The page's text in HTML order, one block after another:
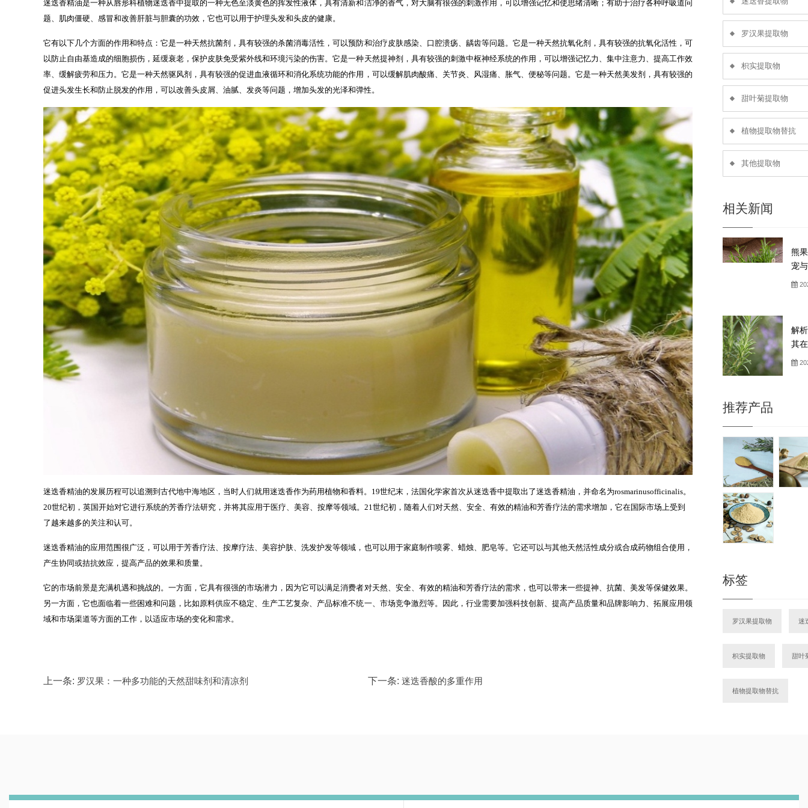
迷迭香精油是一种从唇形科植物迷迭香中提取的一种无色至淡黄色的挥发性液体，具有清新和洁净的香气，对大脑有很强的刺激作用，可以增强记忆和使思绪清晰；有助于治疗各种呼吸道问
题、肌肉僵硬、感冒和改善肝脏与胆囊的功效，它也可以用于护理头发和头皮的健康。
它有以下几个方面的作用和特点：它是一种天然抗菌剂，具有较强的杀菌消毒活性，可以预防和治疗皮肤感染、口腔溃疡、龋齿等问题。它是一种天然抗氧化剂，具有较强的抗氧化活性，可
以防止自由基造成的细胞损伤，延缓衰老，保护皮肤免受紫外线和环境污染的伤害。它是一种天然提神剂，具有较强的刺激中枢神经系统的作用，可以增强记忆力、集中注意力、提高工作效
率、缓解疲劳和压力。它是一种天然驱风剂，具有较强的促进血液循环和消化系统功能的作用，可以缓解肌肉酸痛、关节炎、风湿痛、胀气、便秘等问题。它是一种天然美发剂，具有较强的
促进头发生长和防止脱发的作用，可以改善头皮屑、油腻、发炎等问题，增加头发的光泽和弹性。
迷迭香精油的发展历程可以追溯到古代地中海地区，当时人们就用迷迭香作为药用植物和香料。19世纪末，法国化学家首次从迷迭香中提取出了迷迭香精油，并命名为rosmarinusofficinalis。
20世纪初，英国开始对它进行系统的芳香疗法研究，并将其应用于医疗、美容、按摩等领域。21世纪初，随着人们对天然、安全、有效的精油和芳香疗法的需求增加，它在国际市场上受到
了越来越多的关注和认可。
迷迭香精油的应用范围很广泛，可以用于芳香疗法、按摩疗法、美容护肤、洗发护发等领域，也可以用于家庭制作喷雾、蜡烛、肥皂等。它还可以与其他天然活性成分或合成药物组合使用，
产生协同或拮抗效应，提高产品的效果和质量。
它的市场前景是充满机遇和挑战的。一方面，它具有很强的市场潜力，因为它可以满足消费者对天然、安全、有效的精油和芳香疗法的需求，也可以带来一些提神、抗菌、美发等保健效果。
另一方面，它也面临着一些困难和问题，比如原料供应不稳定、生产工艺复杂、产品标准不统一、市场竞争激烈等。因此，行业需要加强科技创新、提高产品质量和品牌影响力、拓展应用领
域和市场渠道等方面的工作，以适应市场的变化和需求。
上一条: 罗汉果：一种多功能的天然甜味剂和清凉剂 下一条: 迷迭香酸的多重作用
罗汉果提取物
枳实提取物
甜叶菊提取物
植物提取物替抗
其他提取物
相关新闻
熊
宠
解
其
推荐产品
标签
罗汉果提取物 迷
枳实提取物 甜叶
植物提取物替抗